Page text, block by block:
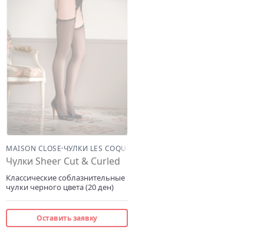
MAISON CLOSE·ЧУЛКИ LES COQUETTERIES
Чулки Sheer Cut & Curled
Классические соблазнительные
чулки черного цвета (20 ден)
Оставить заявку